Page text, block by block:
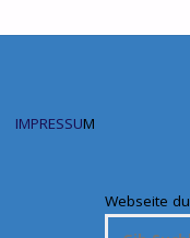
IMPRESSUM
Webseite